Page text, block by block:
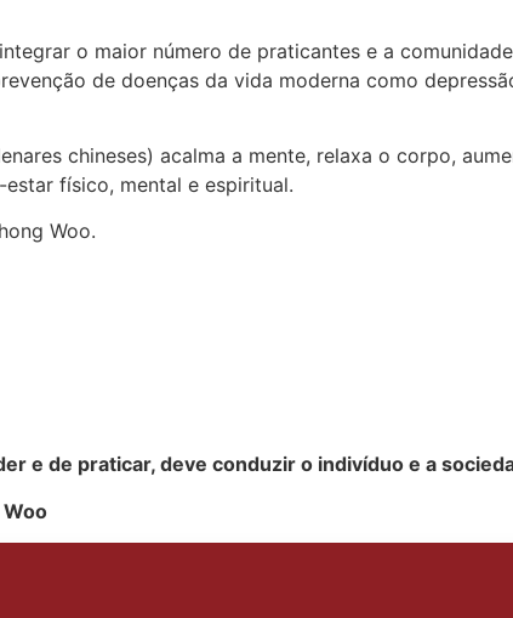
o maior número de praticantes e a
de doenças da vida moderna como
chineses) acalma a mente, relaxa o corpo,
físico, mental e espiritual.
Woo.
e de praticar, deve conduzir o indivíduo e a